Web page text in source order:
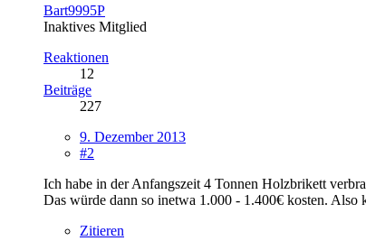
Bart9995P
Inaktives Mitglied
Reaktionen
12
Beiträge
227
9. Dezember 2013
#2
Ich habe in der Anfangszeit 4 Tonnen Holzbrikett
Das würde dann so inetwa 1.000 - 1.400€ kosten.
Zitieren